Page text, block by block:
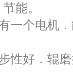
能。
一个电机
性好．辊